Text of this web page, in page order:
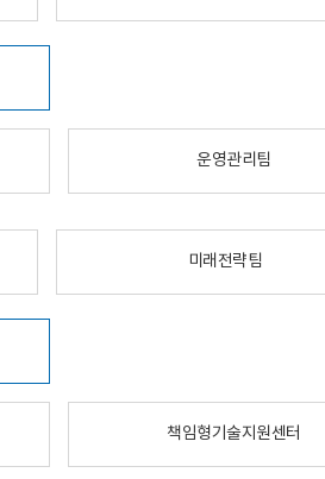
운영관리팀
미래전략팀
책임형기술지원센터